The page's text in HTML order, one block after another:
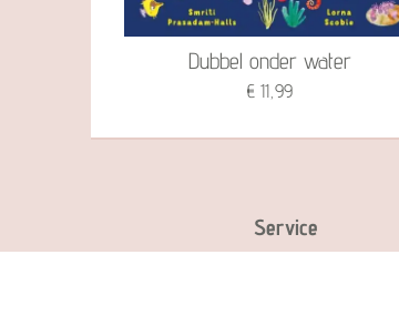
Dubbel onder water
€ 11,99
Service